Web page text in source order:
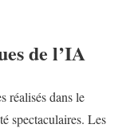
de l’IA
réalisés dans le
spectaculaires. Les